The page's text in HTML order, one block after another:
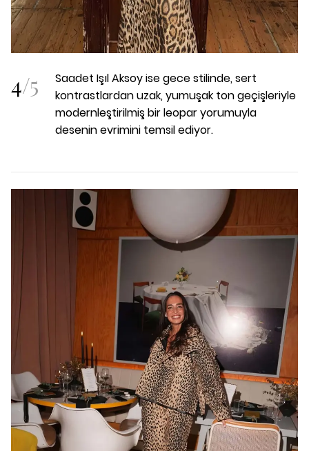
4/5
Saadet Işıl Aksoy ise gece stilinde, sert
kontrastlardan uzak, yumuşak ton geçişleriyle
modernleştirilmiş bir leopar yorumuyla
desenin evrimini temsil ediyor.